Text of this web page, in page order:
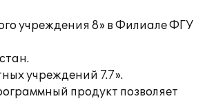
учреждения 8» в Филиале ФГУ
учреждений 7.7».
продукт позволяет